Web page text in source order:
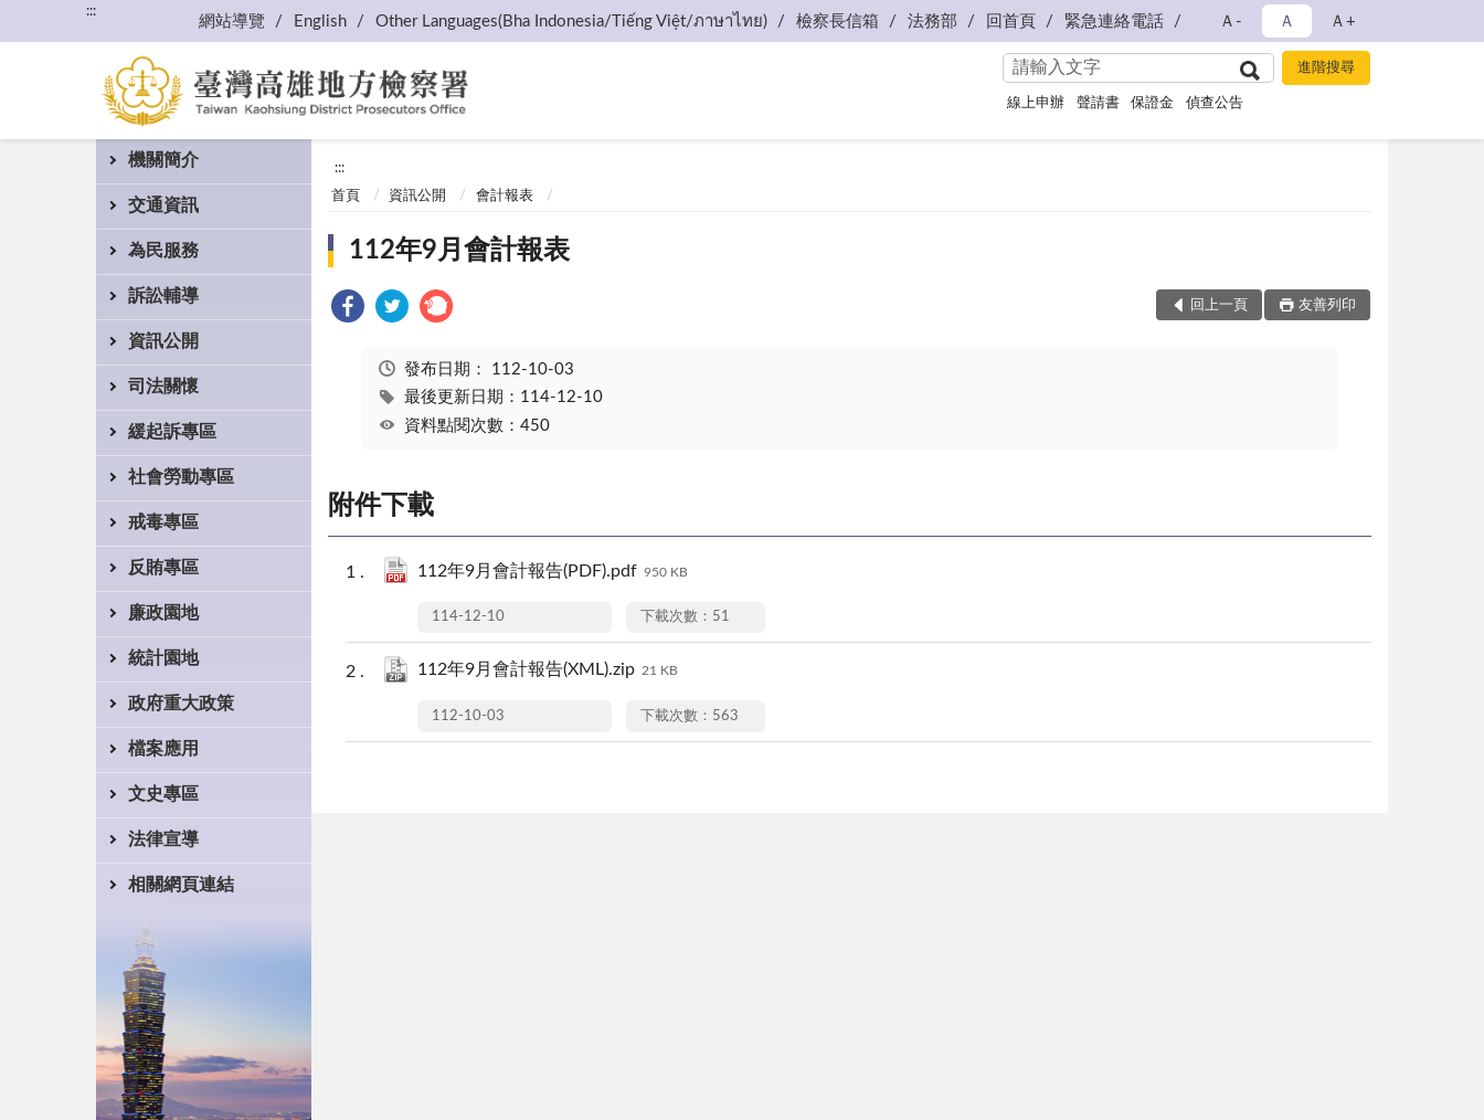
:::
網站導覽 English Other Languages(Bha Indonesia/Tiếng Việt/ภาษาไทย) 檢察長信箱 法務部 回首頁 緊急連絡電話 Ａ- Ａ Ａ+
線上申辦 聲請書 保證金 偵查公告
機關簡介
交通資訊
為民服務
訴訟輔導
資訊公開
司法關懷
緩起訴專區
社會勞動專區
戒毒專區
反賄專區
廉政園地
統計園地
政府重大政策
檔案應用
文史專區
法律宣導
相關網頁連結
:::
首頁 資訊公開 會計報表
112年9月會計報表
回上一頁 友善列印
發布日期： 112-10-03
最後更新日期：114-12-10
資料點閱次數：450
附件下載
112年9月會計報告(PDF).pdf 950 KB
114-12-10 下載次數：51
112年9月會計報告(XML).zip 21 KB
112-10-03 下載次數：563